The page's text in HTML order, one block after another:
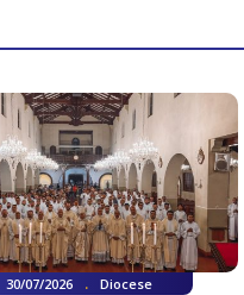
30/07/2026 . Diocese